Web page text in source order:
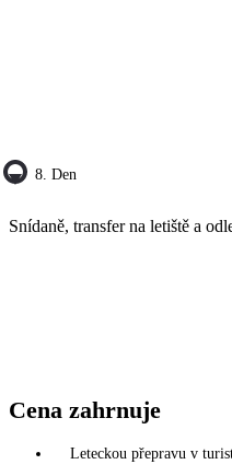
8. Den
Snídaně, transfer na letiště a
Cena zahrnuje
Leteckou přepravu v